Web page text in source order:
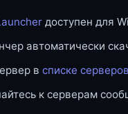
доступен для
автоматически
в списке серверов
к серверам